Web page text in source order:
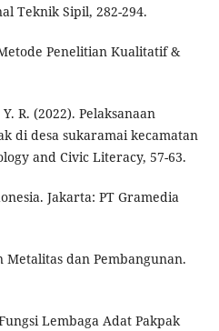
Teknik Sipil, 282-294.
Penelitian Kualitatif &
R. (2022). Pelaksanaan
di desa sukaramai kecamatan
and Civic Literacy, 57-63.
Jakarta: PT Gramedia
dan Pembangunan.
Lembaga Adat Pakpak